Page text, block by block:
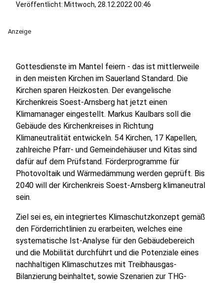
Veröffentlicht: Mittwoch, 28.12.2022 00:46
Anzeige
Gottesdienste im Mantel feiern - das ist mittlerweile
in den meisten Kirchen im Sauerland Standard. Die
Kirchen sparen Heizkosten. Der evangelische
Kirchenkreis Soest-Arnsberg hat jetzt einen
Klimamanager eingestellt. Markus Kaulbars soll die
Gebäude des Kirchenkreises in Richtung
Klimaneutralität entwickeln. 54 Kirchen, 17 Kapellen,
zahlreiche Pfarr- und Gemeindehäuser und Kitas sind
dafür auf dem Prüfstand. Förderprogramme für
Photovoltaik und Wärmedämmung werden geprüft. Bis
2040 will der Kirchenkreis Soest-Arnsberg klimaneutral
sein.
Ziel sei es, ein integriertes Klimaschutzkonzept gemäß
den Förderrichtlinien zu erarbeiten, welches eine
systematische Ist-Analyse für den Gebäudebereich
und die Mobilität durchführt und die Potenziale eines
nachhaltigen Klimaschutzes mit Treibhausgas-
Bilanzierung beinhaltet, sowie Szenarien zur THG-